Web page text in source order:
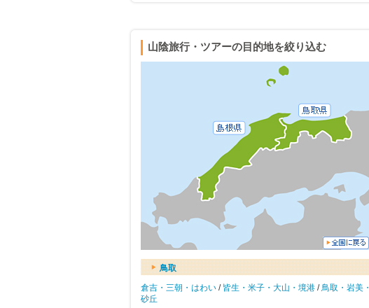
山陰旅行・ツアーの目的地を絞り込む
鳥取
倉吉・三朝・はわい / 皆生・米子・大山・境港 /鳥取・岩美・
砂丘